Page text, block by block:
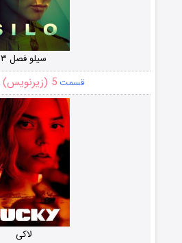
سیلو فصل ۳
قسمت5 (زیرنویس)
لاکی